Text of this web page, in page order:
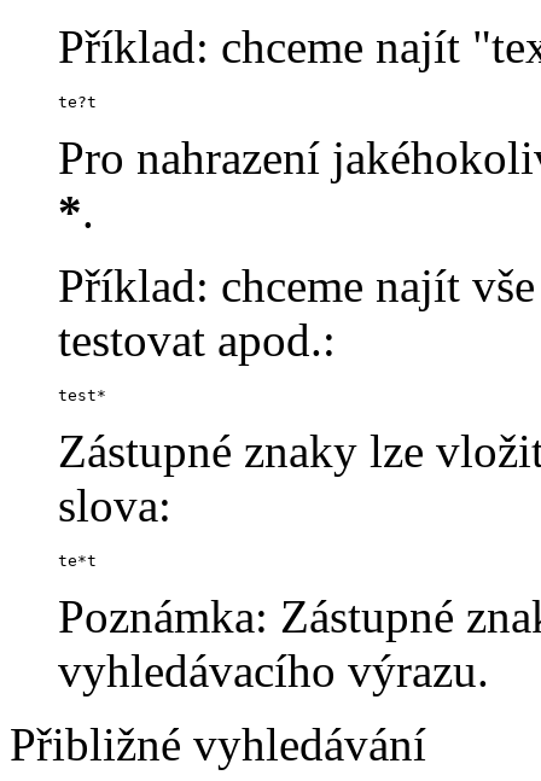
Příklad: chceme najít
te?t
Pro nahrazení
*.
Příklad: chceme najít
testovat apod.:
test*
Zástupné znaky lze
slova:
te*t
Poznámka: Zástupné
vyhledávacího výrazu.
Přibližné vyhledávání